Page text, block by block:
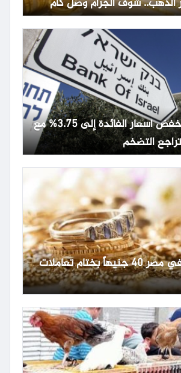
بنك إسرائيل يخفض أسعار الفائدة إلى 3.75% مع
التضخم
تراجع الذهب في مصر 40 جنيهاً بختام تعاملات